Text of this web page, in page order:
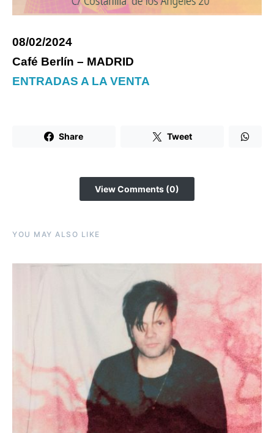
08/02/2024
Café Berlín – MADRID
ENTRADAS A LA VENTA
Share Tweet
View Comments (0)
YOU MAY ALSO LIKE